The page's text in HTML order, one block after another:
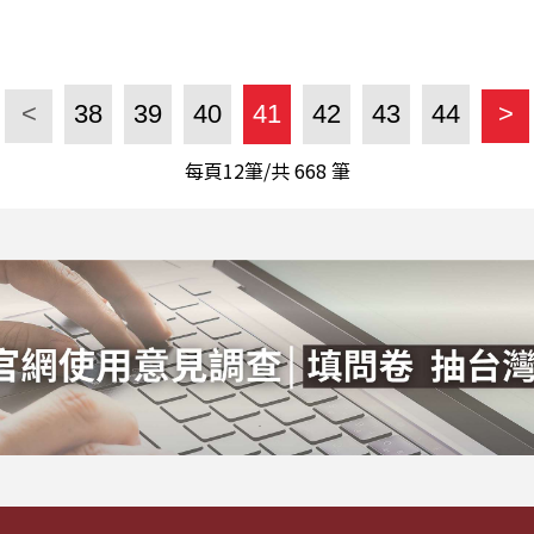
< 38 39 40 41 42 43 44 >
每頁12筆/共668 筆